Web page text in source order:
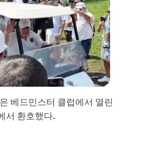
베드민스터 클럽에서 열린
서 환호했다.